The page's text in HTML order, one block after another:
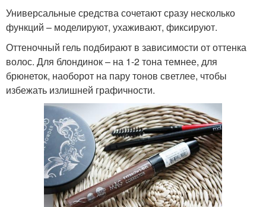
Универсальные средства сочетают сразу несколько
функций – моделируют, ухаживают, фиксируют.
Оттеночный гель подбирают в зависимости от оттенка
волос. Для блондинок – на 1-2 тона темнее, для
брюнеток, наоборот на пару тонов светлее, чтобы
избежать излишней графичности.